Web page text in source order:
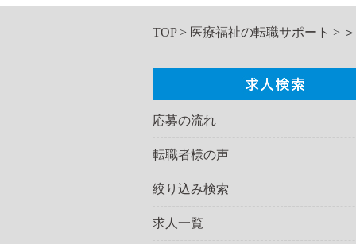
TOP 医療福祉の転職サポート
応募の流れ
転職者様の声
絞り込み検索
求人一覧